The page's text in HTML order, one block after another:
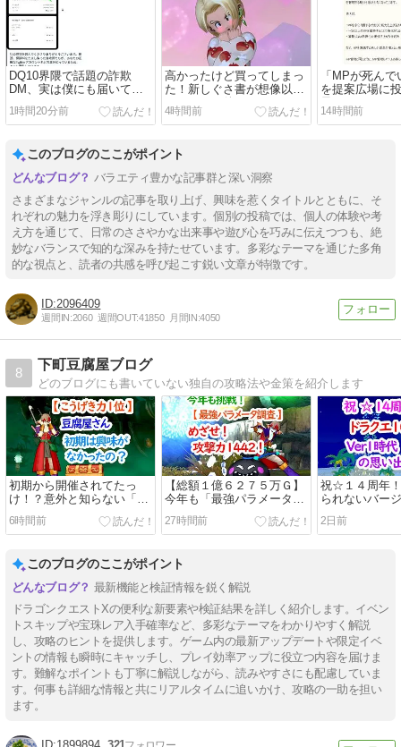
DQ10界隈で話題の詐欺
DM、実は僕にも届いてい
ました
1時間20分前
高かったけど買ってしまっ
た！新しぐさ書が想像以上
にかわいい件
4時間前
「MPが死ん
を提案広場に
果…
14時間前
このブログのここがポイント
バラエティ豊かな記事群と深い洞察
さまざまなジャンルの記事を取り上げ、興味を惹くタイトルとともに、そ
れぞれの魅力を浮き彫りにしています。個別の投稿では、個人の体験や考
え方を通じて、日常のささやかな出来事や遊び心を巧みに伝えつつも、絶
妙なバランスで知的な深みを持たせています。多彩なテーマを通じた多角
的な視点と、読者の共感を呼び起こす鋭い文章が特徴です。
2096409
週間IN:2060 週間OUT:41850 月間IN:4050
8
下町豆腐屋ブログ
どのブログにも書いていない独自の攻略法や金策を紹介します
初期から開催されてたっ
け！？意外と知らない「最
強パラメータ調査」の歴史
を徹底解説！！
6時間前
【総額１億６２７５万Ｇ】
今年も「最強パラメータ調
査」に挑戦！アストルティ
ア最強のこうげき力１位に
27時間前
祝☆１４周年
られないバー
の「ふくびき
出！！
2日前
このブログのここがポイント
最新機能と検証情報を鋭く解説
ドラゴンクエストXの便利な新要素や検証結果を詳しく紹介します。イベン
トスキップや宝珠レア入手確率など、多彩なテーマをわかりやすく解説
し、攻略のヒントを提供します。ゲーム内の最新アップデートや限定イベ
ントの情報も瞬時にキャッチし、プレイ効率アップに役立つ内容を届けま
す。難解なポイントも丁寧に解説しながら、読みやすさにも配慮していま
す。何事も詳細な情報と共にリアルタイムに追いかけ、攻略の一助を担い
ます。